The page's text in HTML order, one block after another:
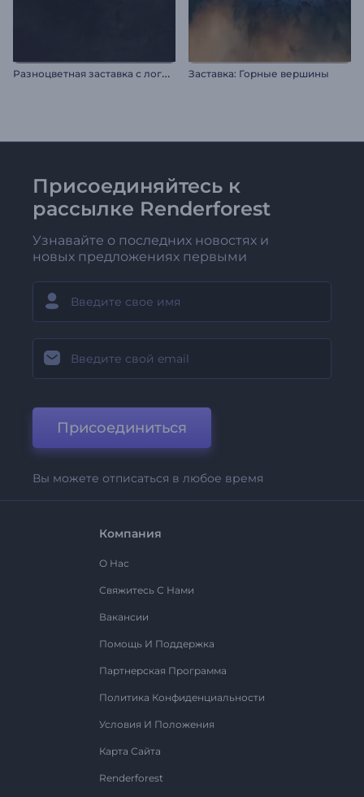
Р
азноцветная заставка с логотипом Заставка: Горные вершины
Присоединяйтесь к
рассылке Renderforest
Узнавайте о последних новостях и
новых предложениях первыми
Присоединиться
Вы можете отписаться в любое время
Компания
О Нас
Свяжитесь С Нами
Вакансии
Помощь И Поддержка
Партнерская Программа
Политика Конфиденциальности
Условия И Положения
Карта Сайта
Renderforest